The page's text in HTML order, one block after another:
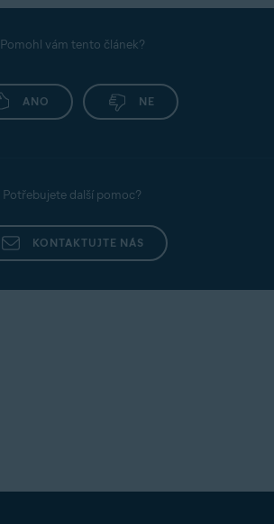
Pomohl vám tento článek?
ANO NE
Potřebujete další pomoc?
KONTAKTUJTE NÁS